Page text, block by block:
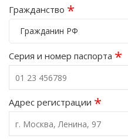
Гражданство *
Гражданин РФ
Серия и номер паспорта *
Адрес регистрации *